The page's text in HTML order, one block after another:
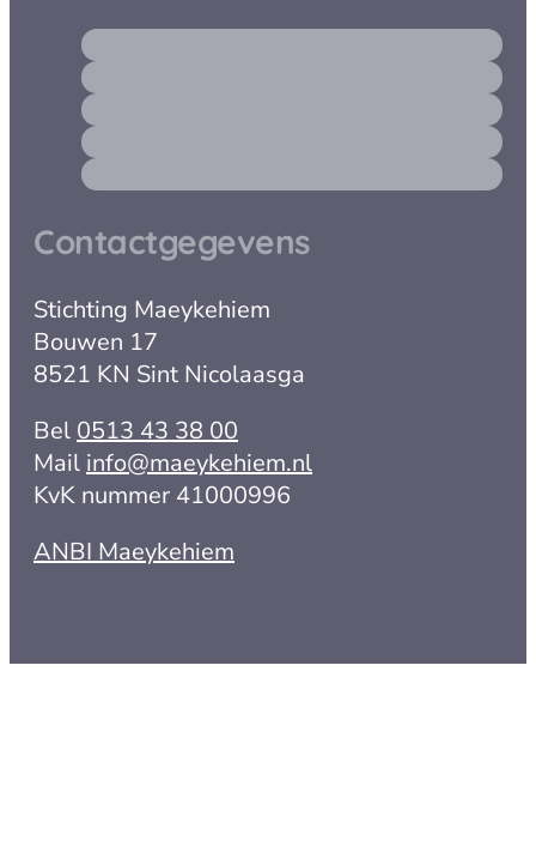
Contactgegevens
Stichting Maeykehiem
Bouwen 17
8521 KN Sint Nicolaasga
Bel 0513 43 38 00
Mail info@maeykehiem.nl
KvK nummer 41000996
ANBI Maeykehiem